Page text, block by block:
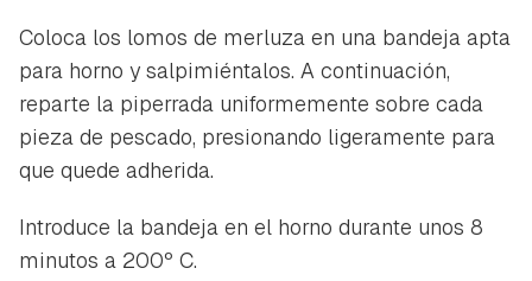
Coloca los lomos de merluza en una bandeja apta
para horno y salpimiéntalos. A continuación,
reparte la piperrada uniformemente sobre cada
pieza de pescado, presionando ligeramente para
que quede adherida.
Introduce la bandeja en el horno durante unos 8
minutos a 200º C.